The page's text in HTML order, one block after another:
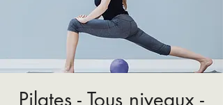
Pilates - Tous niveaux -